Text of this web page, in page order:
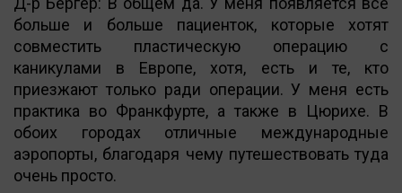
больше и больше пациенток, которые хотят
совместить пластическую операцию с
каникулами в Европе, хотя, есть и те, кто
приезжают только ради операции. У меня есть
практика во Франкфурте, а также в Цюрихе. В
обоих городах отличные международные
аэропорты, благодаря чему путешествовать туда
очень просто.